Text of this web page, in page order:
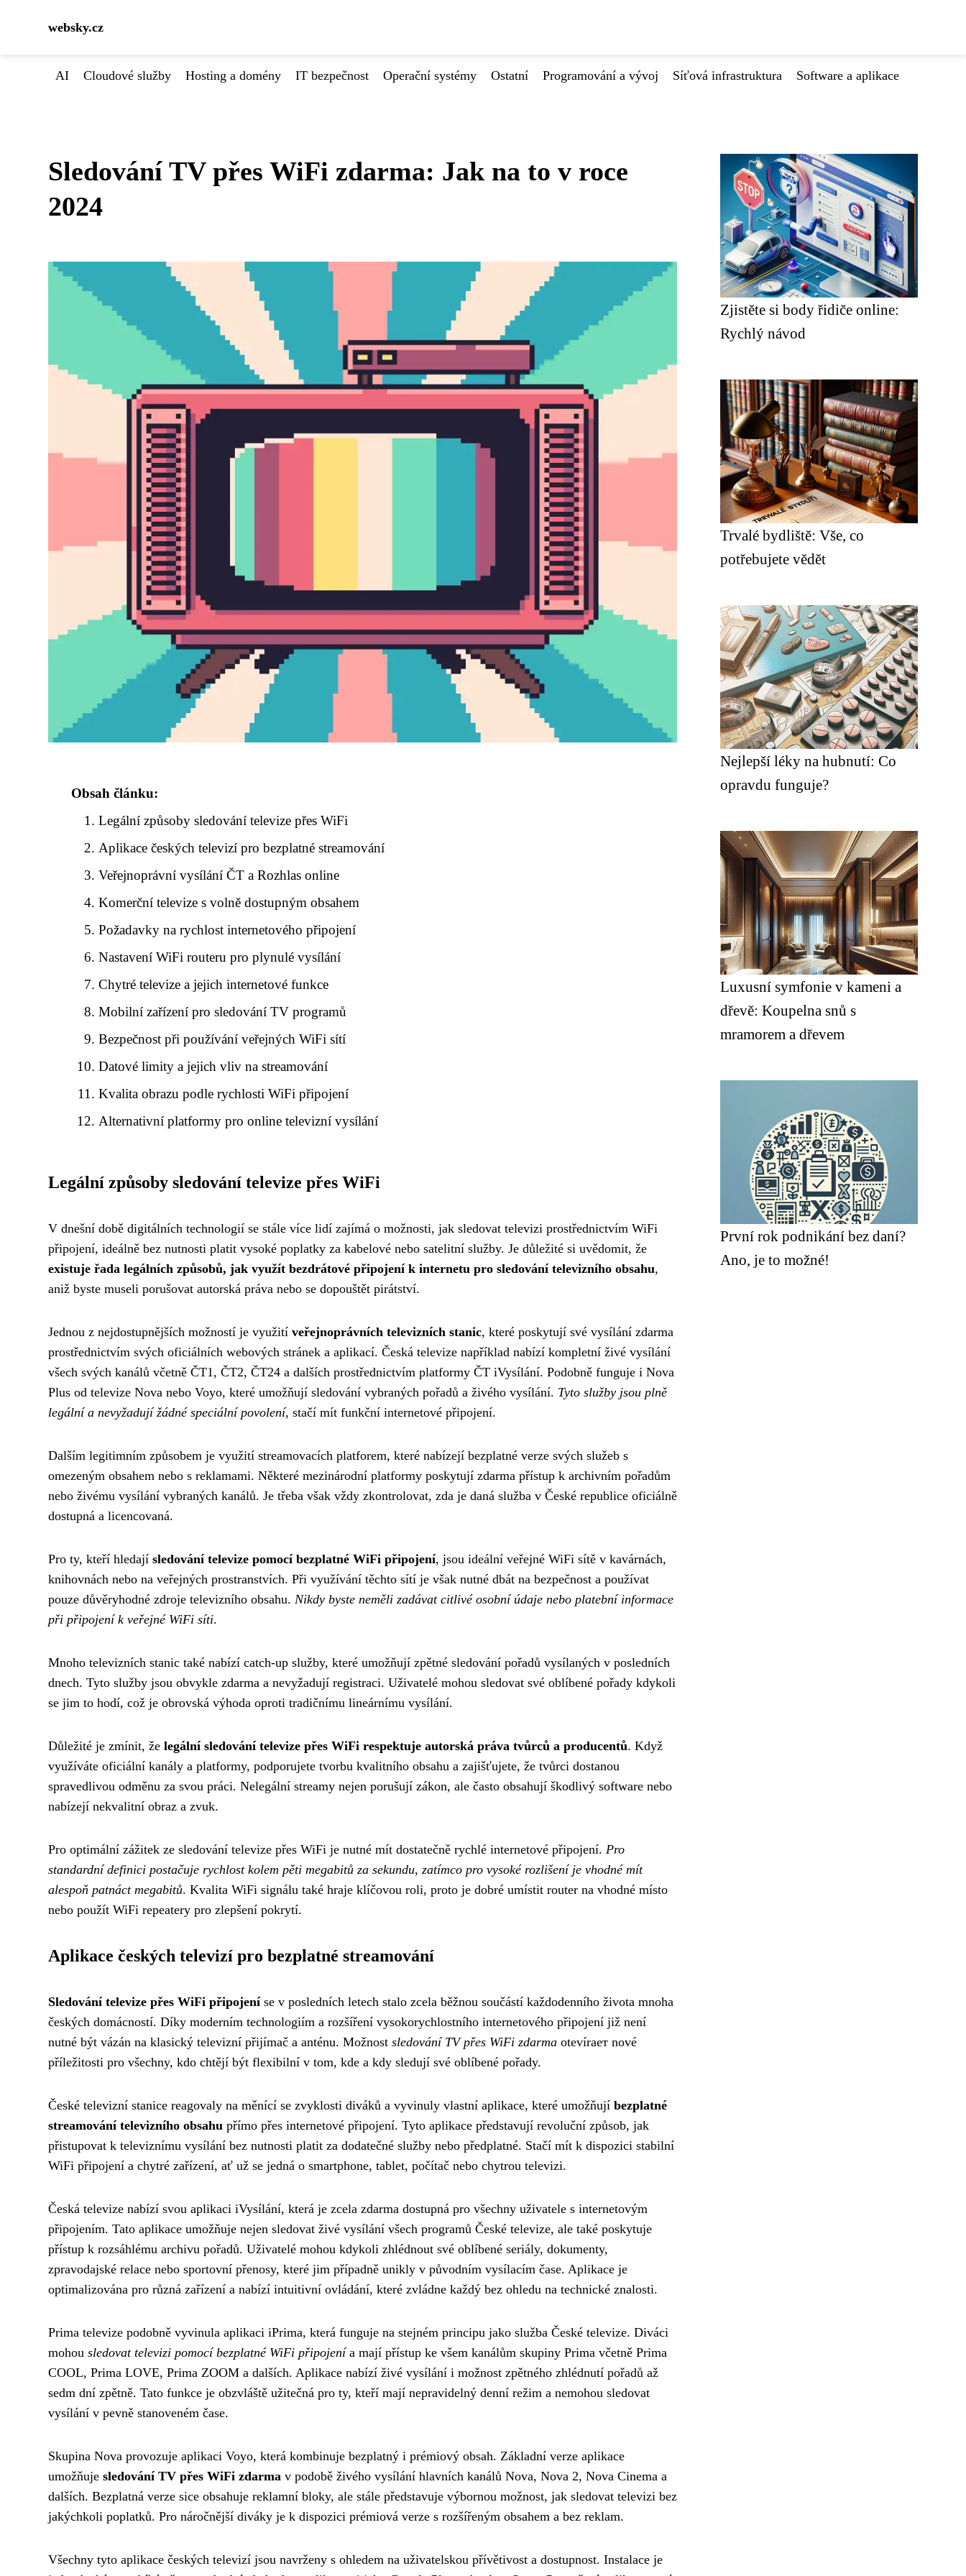
websky.cz
AI Cloudové služby Hosting a domény IT bezpečnost Operační systémy Ostatní Programování a vývoj Síťová infrastruktura Software a aplikace
Sledování TV přes WiFi zdarma: Jak na to v roce
2024
Obsah článku:
Legální způsoby sledování televize přes WiFi
Aplikace českých televizí pro bezplatné streamování
Veřejnoprávní vysílání ČT a Rozhlas online
Komerční televize s volně dostupným obsahem
Požadavky na rychlost internetového připojení
Nastavení WiFi routeru pro plynulé vysílání
Chytré televize a jejich internetové funkce
Mobilní zařízení pro sledování TV programů
Bezpečnost při používání veřejných WiFi sítí
Datové limity a jejich vliv na streamování
Kvalita obrazu podle rychlosti WiFi připojení
Alternativní platformy pro online televizní vysílání
Legální způsoby sledování televize přes WiFi
V dnešní době digitálních technologií se stále více lidí zajímá o možnosti, jak sledovat televizi prostřednictvím WiFi
připojení, ideálně bez nutnosti platit vysoké poplatky za kabelové nebo satelitní služby. Je důležité si uvědomit, že
existuje řada legálních způsobů, jak využít bezdrátové připojení k internetu pro sledování televizního obsahu,
aniž byste museli porušovat autorská práva nebo se dopouštět pirátství.
Jednou z nejdostupnějších možností je využití veřejnoprávních televizních stanic, které poskytují své vysílání zdarma
prostřednictvím svých oficiálních webových stránek a aplikací. Česká televize například nabízí kompletní živé vysílání
všech svých kanálů včetně ČT1, ČT2, ČT24 a dalších prostřednictvím platformy ČT iVysílání. Podobně funguje i Nova
Plus od televize Nova nebo Voyo, které umožňují sledování vybraných pořadů a živého vysílání. Tyto služby jsou plně
legální a nevyžadují žádné speciální povolení, stačí mít funkční internetové připojení.
Dalším legitimním způsobem je využití streamovacích platforem, které nabízejí bezplatné verze svých služeb s
omezeným obsahem nebo s reklamami. Některé mezinárodní platformy poskytují zdarma přístup k archivním pořadům
nebo živému vysílání vybraných kanálů. Je třeba však vždy zkontrolovat, zda je daná služba v České republice oficiálně
dostupná a licencovaná.
Pro ty, kteří hledají sledování televize pomocí bezplatné WiFi připojení, jsou ideální veřejné WiFi sítě v kavárnách,
knihovnách nebo na veřejných prostranstvích. Při využívání těchto sítí je však nutné dbát na bezpečnost a používat
pouze důvěryhodné zdroje televizního obsahu. Nikdy byste neměli zadávat citlivé osobní údaje nebo platební informace
při připojení k veřejné WiFi síti.
Mnoho televizních stanic také nabízí catch-up služby, které umožňují zpětné sledování pořadů vysílaných v posledních
dnech. Tyto služby jsou obvykle zdarma a nevyžadují registraci. Uživatelé mohou sledovat své oblíbené pořady kdykoli
se jim to hodí, což je obrovská výhoda oproti tradičnímu lineárnímu vysílání.
Důležité je zmínit, že legální sledování televize přes WiFi respektuje autorská práva tvůrců a producentů. Když
využíváte oficiální kanály a platformy, podporujete tvorbu kvalitního obsahu a zajišťujete, že tvůrci dostanou
spravedlivou odměnu za svou práci. Nelegální streamy nejen porušují zákon, ale často obsahují škodlivý software nebo
nabízejí nekvalitní obraz a zvuk.
Pro optimální zážitek ze sledování televize přes WiFi je nutné mít dostatečně rychlé internetové připojení. Pro
standardní definici postačuje rychlost kolem pěti megabitů za sekundu, zatímco pro vysoké rozlišení je vhodné mít
alespoň patnáct megabitů. Kvalita WiFi signálu také hraje klíčovou roli, proto je dobré umístit router na vhodné místo
nebo použít WiFi repeatery pro zlepšení pokrytí.
Aplikace českých televizí pro bezplatné streamování
Sledování televize přes WiFi připojeníse v posledních letech stalo zcela běžnou součástí každodenního života mnoha
českých domácností. Díky moderním technologiím a rozšíření vysokorychlostního internetového připojení již není
nutné být vázán na klasický televizní přijímač a anténu. Možnost sledování TV přes WiFi zdarma otevírает nové
příležitosti pro všechny, kdo chtějí být flexibilní v tom, kde a kdy sledují své oblíbené pořady.
České televizní stanice reagovaly na měnící se zvyklosti diváků a vyvinuly vlastní aplikace, které umožňují bezplatné
streamování televizního obsahu přímo přes internetové připojení. Tyto aplikace představují revoluční způsob, jak
přistupovat k televiznímu vysílání bez nutnosti platit za dodatečné služby nebo předplatné. Stačí mít k dispozici stabilní
WiFi připojení a chytré zařízení, ať už se jedná o smartphone, tablet, počítač nebo chytrou televizi.
Česká televize nabízí svou aplikaci iVysílání, která je zcela zdarma dostupná pro všechny uživatele s internetovým
připojením. Tato aplikace umožňuje nejen sledovat živé vysílání všech programů České televize, ale také poskytuje
přístup k rozsáhlému archivu pořadů. Uživatelé mohou kdykoli zhlédnout své oblíbené seriály, dokumenty,
zpravodajské relace nebo sportovní přenosy, které jim případně unikly v původním vysílacím čase. Aplikace je
optimalizována pro různá zařízení a nabízí intuitivní ovládání, které zvládne každý bez ohledu na technické znalosti.
Prima televize podobně vyvinula aplikaci iPrima, která funguje na stejném principu jako služba České televize. Diváci
mohou sledovat televizi pomocí bezplatné WiFi připojenía mají přístup ke všem kanálům skupiny Prima včetně Prima
COOL, Prima LOVE, Prima ZOOM a dalších. Aplikace nabízí živé vysílání i možnost zpětného zhlédnutí pořadů až
sedm dní zpětně. Tato funkce je obzvláště užitečná pro ty, kteří mají nepravidelný denní režim a nemohou sledovat
vysílání v pevně stanoveném čase.
Skupina Nova provozuje aplikaci Voyo, která kombinuje bezplatný i prémiový obsah. Základní verze aplikace
umožňuje sledování TV přes WiFi zdarma v podobě živého vysílání hlavních kanálů Nova, Nova 2, Nova Cinema a
dalších. Bezplatná verze sice obsahuje reklamní bloky, ale stále představuje výbornou možnost, jak sledovat televizi bez
jakýchkoli poplatků. Pro náročnější diváky je k dispozici prémiová verze s rozšířeným obsahem a bez reklam.
Všechny tyto aplikace českých televizí jsou navrženy s ohledem na uživatelskou přívětivost a dostupnost. Instalace je
Zjistěte si body řidiče online:
Rychlý návod
Trvalé bydliště: Vše, co
potřebujete vědět
Nejlepší léky na hubnutí: Co
opravdu funguje?
Luxusní symfonie v kameni a
dřevě: Koupelna snů s
mramorem a dřevem
První rok podnikání bez daní?
Ano, je to možné!